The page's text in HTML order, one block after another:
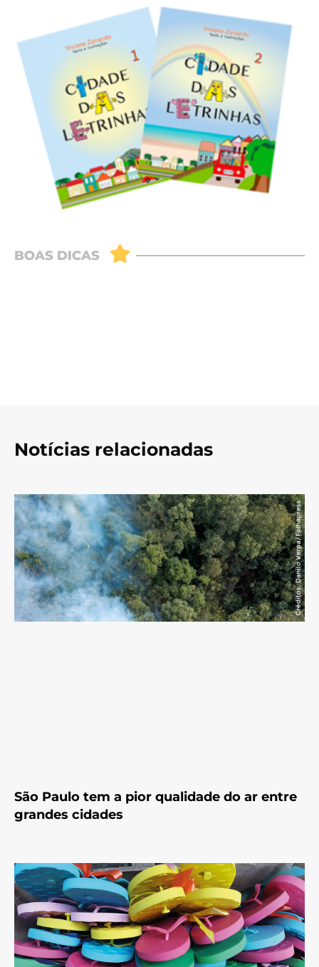
Notícias relacionadas
São Paulo tem a pior qualidade do ar entre
grandes cidades